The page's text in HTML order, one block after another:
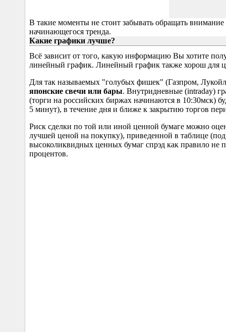
В такие моменты не стоит забывать обращать
начинающегося тренда.
Какие графики лучше?
Всё зависит от того, какую информацию Вы хотите
линейный график. Линейный график также хорош для
Для так называемых "голубых фишек" (Газпром,
японские свечи или бары. Внутридневные (intraday)
(торги на российских биржах начинаются в 10:30мск)
5 минут), в течение дня и ближе к закрытию торгов
Риск сделки по той или иной ценной бумаге можно
лучшей ценой на покупку), приведенной в таблице
высоколиквидных ценных бумаг спрэд как правило не
процентов.